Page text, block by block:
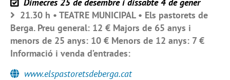
21.30 h • TEATRE MUNICIPAL • Els pastorets de
Berga. Preu general: 12 € Majors de 65 anys i
menors de 25 anys: 10 € Menors de 12 anys: 7 €
Informació i venda d’entrades:
www.elspastoretsdeberga.cat